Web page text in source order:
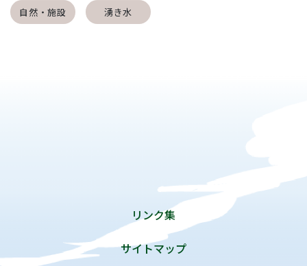
自然・施設 湧き水
リンク集
サイトマップ